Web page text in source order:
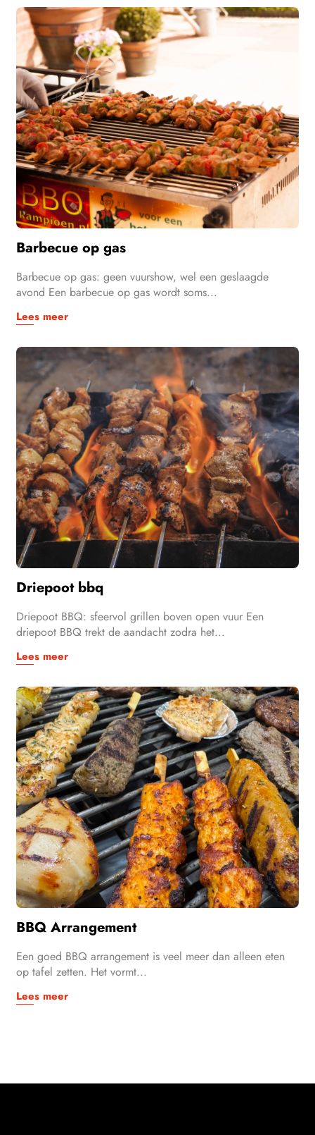
Barbecue op gas
Barbecue op gas: geen vuurshow, wel een geslaagde
avond Een barbecue op gas wordt soms...
Lees meer
Driepoot bbq
Driepoot BBQ: sfeervol grillen boven open vuur Een
driepoot BBQ trekt de aandacht zodra het...
Lees meer
BBQ Arrangement
Een goed BBQ arrangement is veel meer dan alleen eten
op tafel zetten. Het vormt...
Lees meer